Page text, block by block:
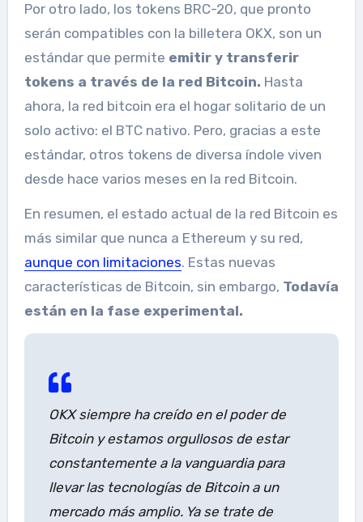
Por otro lado, los tokens BRC-20, que pronto
serán compatibles con la billetera OKX, son un
estándar que permite emitir y transferir
tokens a través de la red Bitcoin. Hasta
ahora, la red bitcoin era el hogar solitario de un
solo activo: el BTC nativo. Pero, gracias a este
estándar, otros tokens de diversa índole viven
desde hace varios meses en la red Bitcoin.
En resumen, el estado actual de la red Bitcoin es
más similar que nunca a Ethereum y su red,
aunque con limitaciones. Estas nuevas
características de Bitcoin, sin embargo, Todavía
están en la fase experimental.
OKX siempre ha creído en el poder de
Bitcoin y estamos orgullosos de estar
constantemente a la vanguardia para
llevar las tecnologías de Bitcoin a un
mercado más amplio. Ya se trate de